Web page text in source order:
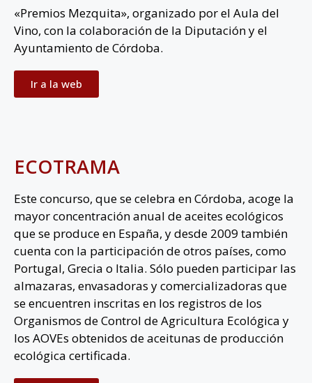
«Premios Mezquita», organizado por el Aula del
Vino, con la colaboración de la Diputación y el
Ayuntamiento de Córdoba.
Ir a la web
ECOTRAMA
Este concurso, que se celebra en Córdoba, acoge la
mayor concentración anual de aceites ecológicos
que se produce en España, y desde 2009 también
cuenta con la participación de otros países, como
Portugal, Grecia o Italia. Sólo pueden participar las
almazaras, envasadoras y comercializadoras que
se encuentren inscritas en los registros de los
Organismos de Control de Agricultura Ecológica y
los AOVEs obtenidos de aceitunas de producción
ecológica certificada.